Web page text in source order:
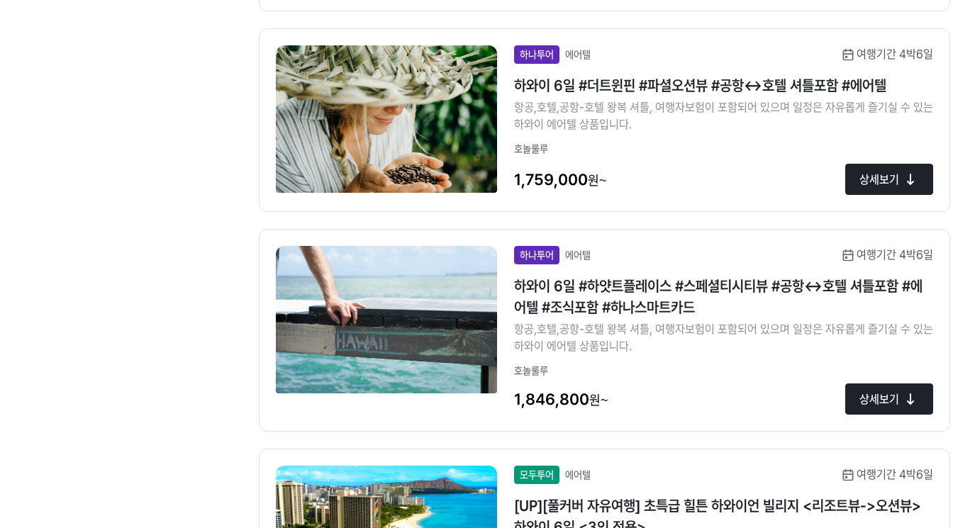
하나투어 에어텔 여행기간 4박6일
하와이 6일 #더트윈핀 #파셜오션뷰 #공항↔호텔 셔틀포함 #에어텔
항공,호텔,공항-호텔 왕복 셔틀, 여행자보험이 포함되어 있으며 일정은 자유롭게 즐기실 수 있는
하와이 에어텔 상품입니다.
호놀룰루
1,759,000원~ 상세보기
하나투어 에어텔 여행기간 4박6일
하와이 6일 #하얏트플레이스 #스페셜티시티뷰 #공항↔호텔 셔틀포함 #에
어텔 #조식포함 #하나스마트카드
항공,호텔,공항-호텔 왕복 셔틀, 여행자보험이 포함되어 있으며 일정은 자유롭게 즐기실 수 있는
하와이 에어텔 상품입니다.
호놀룰루
1,846,800원~ 상세보기
모두투어 에어텔 여행기간 4박6일
[UP][풀커버 자유여행] 초특급 힐튼 하와이언 빌리지 <리조트뷰->오션뷰>